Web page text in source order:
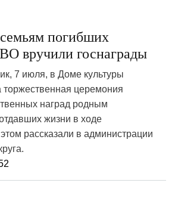
погибших
вручили госнаграды
7 июля, в Доме культуры
церемония
наград родным
жизни в ходе
рассказали в администрации